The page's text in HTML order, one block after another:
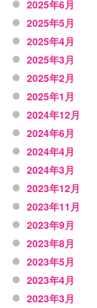
2025年6月
2025年5月
2025年4月
2025年3月
2025年2月
2025年1月
2024年12月
2024年6月
2024年4月
2024年3月
2023年12月
2023年11月
2023年9月
2023年8月
2023年5月
2023年4月
2023年3月